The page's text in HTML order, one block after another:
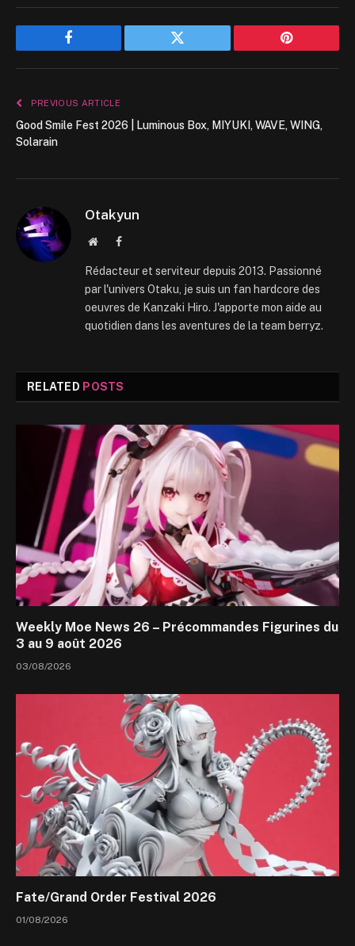
Facebook Twitter Pinterest
PREVIOUS ARTICLE
Good Smile Fest 2026 | Luminous Box, MIYUKI, WAVE, WING,
Solarain
Otakyun
WebsiteFacebook
Rédacteur et serviteur depuis 2013. Passionné
par l'univers Otaku, je suis un fan hardcore des
oeuvres de Kanzaki Hiro. J'apporte mon aide au
quotidien dans les aventures de la team berryz.
RELATED POSTS
Weekly Moe News 26 – Précommandes Figurines du
3 au 9 août 2026
03/08/2026
Fate/Grand Order Festival 2026
01/08/2026